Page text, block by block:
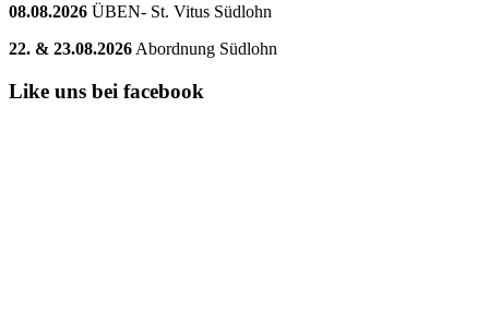
08.08.2026 ÜBEN- St. Vitus Südlohn
22. & 23.08.2026 Abordnung Südlohn
Like uns bei facebook